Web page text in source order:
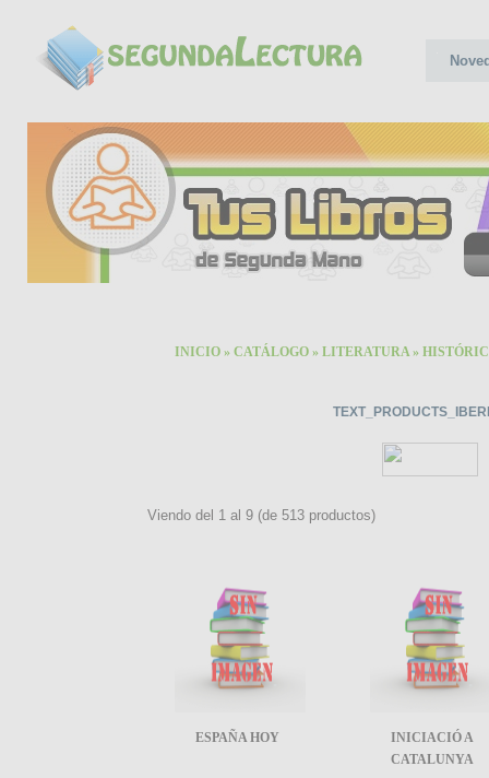
INICIO » CATÁLOGO » LITERATURA»
Viendo del 1 al 9 (de 513 productos)
ESPAÑA HOY
INICIACIÓ A
CATALUNYA